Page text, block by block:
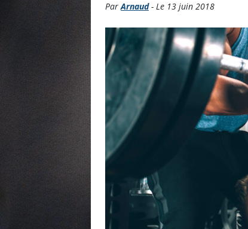
ParArnaud- Le 13 juin 2018